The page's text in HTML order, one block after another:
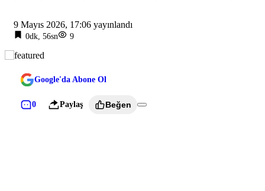
9 Mayıs 2026, 17:06 yayınlandı
0dk, 56sn 9
Google'da Abone Ol
0 Paylaş Beğen